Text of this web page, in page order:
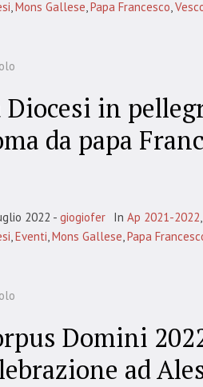
,Mons Gallese,Papa Francesco,
Diocesi in
da papa
2022 giogiofer In Ap 2021-2022,
,Eventi,Mons Gallese,Papa
Domini
ad